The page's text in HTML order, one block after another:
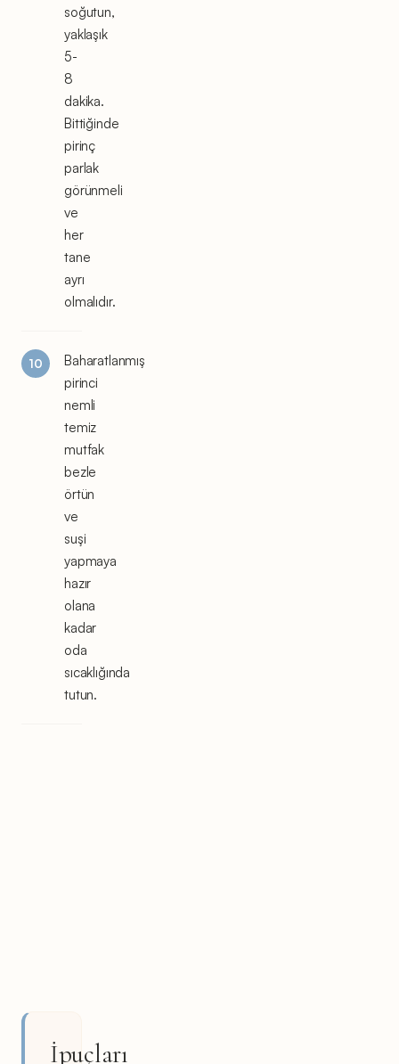
soğutun,
yaklaşık
5-
8
dakika.
Bittiğinde
pirinç
parlak
görünmeli
ve
her
tane
ayrı
olmalıdır.
Baharatlanmış
pirinci
nemli
temiz
mutfak
bezle
örtün
ve
suşi
yapmaya
hazır
olana
kadar
oda
sıcaklığında
tutun.
İpuçları